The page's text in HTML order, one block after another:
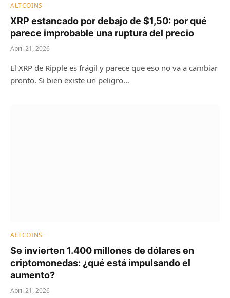
ALTCOINS
XRP estancado por debajo de $1,50: por qué
parece improbable una ruptura del precio
April 21, 2026
El XRP de Ripple es frágil y parece que eso no va a cambiar
pronto. Si bien existe un peligro…
ALTCOINS
Se invierten 1.400 millones de dólares en
criptomonedas: ¿qué está impulsando el
aumento?
April 21, 2026